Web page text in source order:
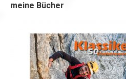
meine Bücher